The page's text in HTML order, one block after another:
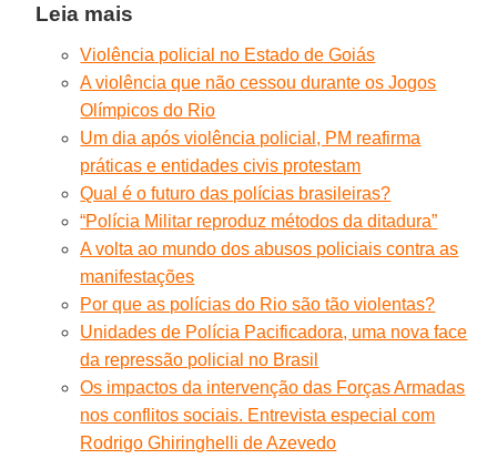
Leia mais
Violência policial no Estado de Goiás
A violência que não cessou durante os Jogos
Olímpicos do Rio
Um dia após violência policial, PM reafirma
práticas e entidades civis protestam
Qual é o futuro das polícias brasileiras?
“Polícia Militar reproduz métodos da ditadura”
A volta ao mundo dos abusos policiais contra as
manifestações
Por que as polícias do Rio são tão violentas?
Unidades de Polícia Pacificadora, uma nova face
da repressão policial no Brasil
Os impactos da intervenção das Forças Armadas
nos conflitos sociais. Entrevista especial com
Rodrigo Ghiringhelli de Azevedo